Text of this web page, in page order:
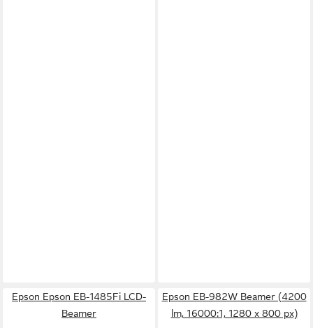
Epson Epson EB-1485Fi LCD-
Beamer
Epson EB-982W Beamer (4200
lm, 16000:1, 1280 x 800 px)